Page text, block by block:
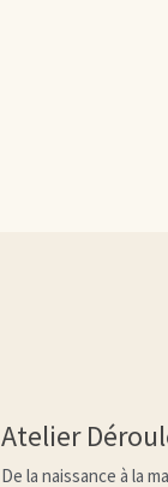
Atelier
De la naissance à la